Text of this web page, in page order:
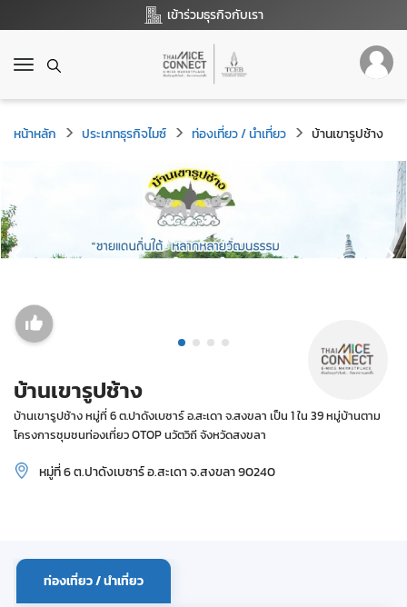
เข้าร่วมธุรกิจกับเรา
T
g
g
l
i
o
หน้าหลัก ประเภทธุรกิจไมซ์ ท่องเที่ยว / นำเที่ยว บ้านเขารูปช้าง
บ้านเขารูปช้าง
บ้านเขารูปช้าง หมู่ที่ 6 ต.ปาดังเบซาร์ อ.สะเดา จ.สงขลา เป็น 1 ใน 39 หมู่บ้านตาม
โครงการชุมชนท่องเที่ยว OTOP นวัตวิถี จังหวัดสงขลา
หมู่ที่ 6 ต.ปาดังเบซาร์ อ.สะเดา จ.สงขลา 90240
ท่องเที่ยว / นำเที่ยว